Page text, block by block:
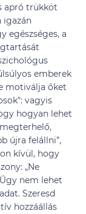
apró trükköt
igazán
egészséges, a
emberek
motiválja őket
vagyis
hogyan lehet
újra felállni”,
kívül, hogy
„Ne
nem lehet
Szeresd
hozzáállás